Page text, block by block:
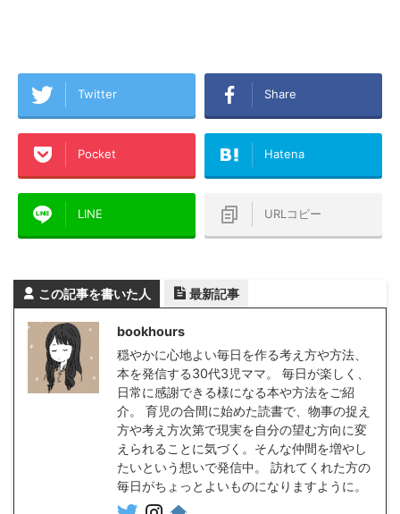
Twitter Share
Pocket Hatena
LINE URLコピー
この記事を書いた人 最新記事
bookhours
穏やかに心地よい毎日を作る考え方や方法、
本を発信する30代3児ママ。 毎日が楽しく、
日常に感謝できる様になる本や方法をご紹
介。 育児の合間に始めた読書で、物事の捉え
方や考え方次第で現実を自分の望む方向に変
えられることに気づく。そんな仲間を増やし
たいという想いで発信中。 訪れてくれた方の
毎日がちょっとよいものになりますように。